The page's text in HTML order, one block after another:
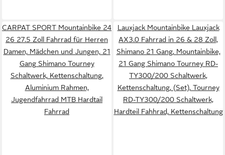
CARPAT SPORT Mountainbike 24
26 27.5 Zoll Fahrrad für Herren
Damen, Mädchen und Jungen, 21
Gang Shimano Tourney
Schaltwerk, Kettenschaltung,
Aluminium Rahmen,
Jugendfahrrad MTB Hardtail
Fahrrad
Lauxjack Mountainbike Lauxjack
AX3.0 Fahrrad in 26 & 28 Zoll,
Shimano 21 Gang, Mountainbike,
21 Gang Shimano Tourney RD-
TY300/200 Schaltwerk,
Kettenschaltung, (Set), Tourney
RD-TY300/200 Schaltwerk,
Hardteil Fahhrad, Kettenschaltung